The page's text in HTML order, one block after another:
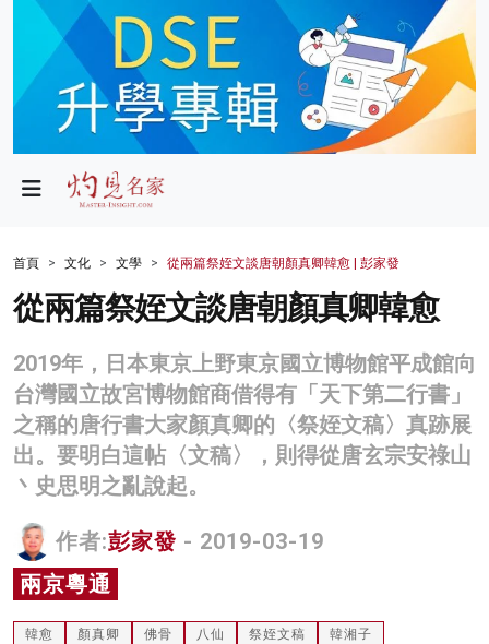
政局
財經
生活
商業
科技
影片
名家榜
灼見活動
首頁 文化 文學 從兩篇祭姪文談唐朝顏真卿韓愈 | 彭家發
從兩篇祭姪文談唐朝顏真卿韓愈
2019年，日本東京上野東京國立博物館平成館向
台灣國立故宮博物館商借得有「天下第二行書」
之稱的唐行書大家顏真卿的〈祭姪文稿〉真跡展
出。要明白這帖〈文稿〉，則得從唐玄宗安祿山
丶史思明之亂說起。
作者:彭家發 - 2019-03-19
兩京粵通
韓愈 顏真卿 佛骨 八仙 祭姪文稿 韓湘子